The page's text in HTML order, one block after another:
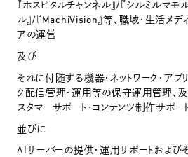
『ホスピタルチャンネル』/『シルミルマモ
ル』/『MachiVision』等、職域・生活メ
アの運営
及び
それに付随する機器・ネットワーク・アプ
ク配信管理・運用等の保守運用管理、
スタマーサポート・コンテンツ制作サポー
並びに
AIサーバーの提供・運用サポートおよ